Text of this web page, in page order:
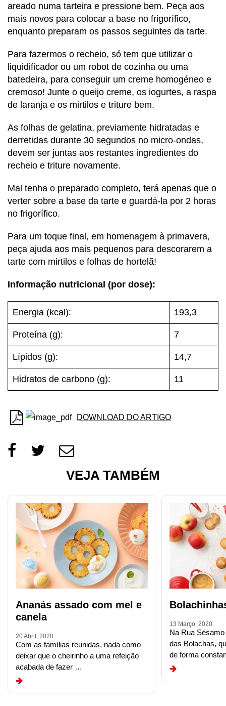
areado numa tarteira e pressione bem. Peça aos
mais novos para colocar a base no frigorífico,
enquanto preparam os passos seguintes da tarte.
Para fazermos o recheio, só tem que utilizar o
liquidificador ou um robot de cozinha ou uma
batedeira, para conseguir um creme homogéneo e
cremoso! Junte o queijo creme, os iogurtes, a raspa
de laranja e os mirtilos e triture bem.
As folhas de gelatina, previamente hidratadas e
derretidas durante 30 segundos no micro-ondas,
devem ser juntas aos restantes ingredientes do
recheio e triture novamente.
Mal tenha o preparado completo, terá apenas que o
verter sobre a base da tarte e guardá-la por 2 horas
no frigorífico.
Para um toque final, em homenagem à primavera,
peça ajuda aos mais pequenos para descorarem a
tarte com mirtilos e folhas de hortelã!
Informação nutricional (por dose):
Energia (kcal): 193,3
Proteína (g): 7
Lípidos (g): 14,7
Hidratos de carbono (g): 11
DOWNLOAD DO ARTIGO
VEJA TAMBÉM
Ananás assado com mel e
canela
20 Abril, 2020
Com as famílias reunidas, nada como
deixar que o cheirinho a uma refeição
acabada de fazer …
13 Março, 2020
Na Rua
das Bolachas,
de forma